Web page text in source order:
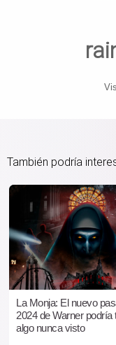
También podría
La Monja: El nuevo
2024 de Warner podría
algo nunca visto